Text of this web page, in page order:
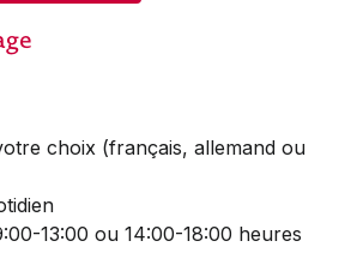
choix (français, allemand ou
13:00 ou 14:00-18:00 heures